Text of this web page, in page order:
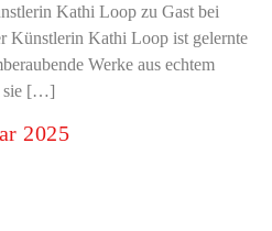
Kathi Loop zu Gast bei
Künstlerin Kathi Loop ist gelernte
Werke aus echtem
sie […]
2025